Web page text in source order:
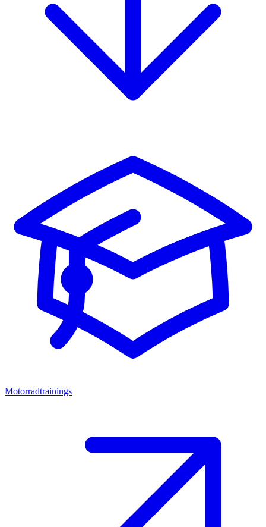
Motorradtrainings